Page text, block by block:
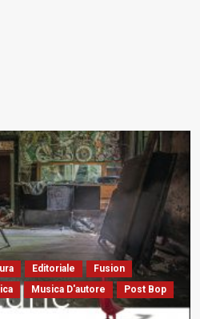
Editoriale
Fusion
Musica D'autore
Post Bop